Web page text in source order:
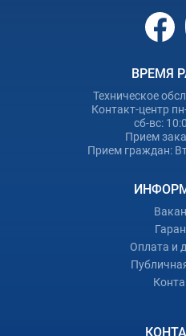
ВРЕМЯ
Техническое
Контакт-центр
сб-вс:
Прием
Прием граждан:
Оплата и